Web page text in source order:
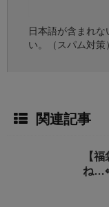
日本語が含まれ
い。（スパム対策）
関連記事
【
ね